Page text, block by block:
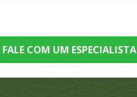
FALE COM UM ESPECIALISTA